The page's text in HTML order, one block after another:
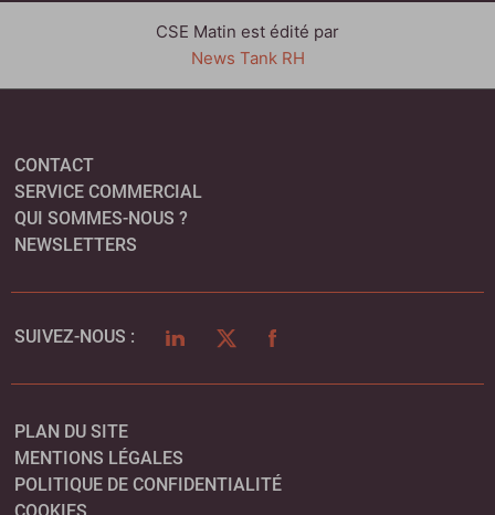
CSE Matin est édité par
News Tank RH
CONTACT
SERVICE COMMERCIAL
QUI SOMMES-NOUS ?
NEWSLETTERS
SUIVEZ-NOUS : LINKEDINTWITTERFACEBOOK
PLAN DU SITE
MENTIONS LÉGALES
POLITIQUE DE CONFIDENTIALITÉ